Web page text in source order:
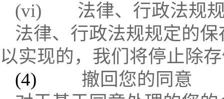
(vi) 法律、行政法规
法律、行政法规规定的
以实现的，我们将停止除
(4) 撤回您的同意